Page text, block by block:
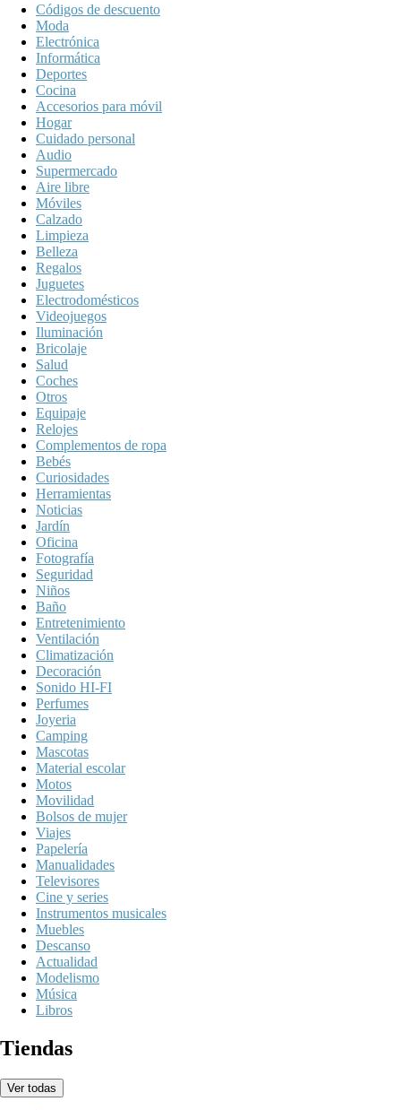
Códigos de descuento
Moda
Electrónica
Informática
Deportes
Cocina
Accesorios para móvil
Hogar
Cuidado personal
Audio
Supermercado
Aire libre
Móviles
Calzado
Limpieza
Belleza
Regalos
Juguetes
Electrodomésticos
Videojuegos
Iluminación
Bricolaje
Salud
Coches
Otros
Equipaje
Relojes
Complementos de ropa
Bebés
Curiosidades
Herramientas
Noticias
Jardín
Oficina
Fotografía
Seguridad
Niños
Baño
Entretenimiento
Ventilación
Climatización
Decoración
Sonido HI-FI
Perfumes
Joyeria
Camping
Mascotas
Material escolar
Motos
Movilidad
Bolsos de mujer
Viajes
Papelería
Manualidades
Televisores
Cine y series
Instrumentos musicales
Muebles
Descanso
Actualidad
Modelismo
Música
Libros
Tiendas
Ver todas